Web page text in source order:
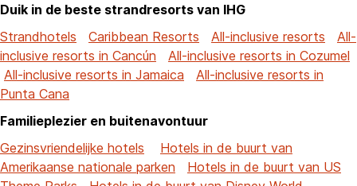
Duik in de beste strandresorts van IHG
Strandhotels
Caribbean Resorts All-inclusive resorts
All-
inclusive resorts in Cancún
All-inclusive resorts in Cozumel
All-inclusive resorts in Jamaica
All-inclusive resorts in
Punta Cana
Familieplezier en buitenavontuur
Gezinsvriendelijke hotels
Hotels in de buurt van
Amerikaanse nationale parken
Hotels in de buurt van US